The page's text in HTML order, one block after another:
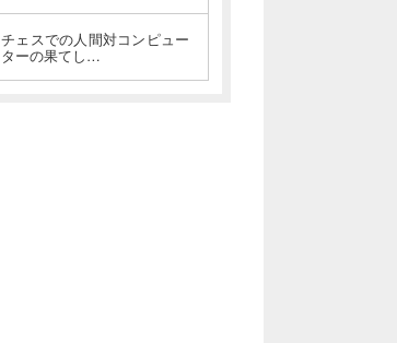
チェスでの人間対コンピュー
ターの果てし…